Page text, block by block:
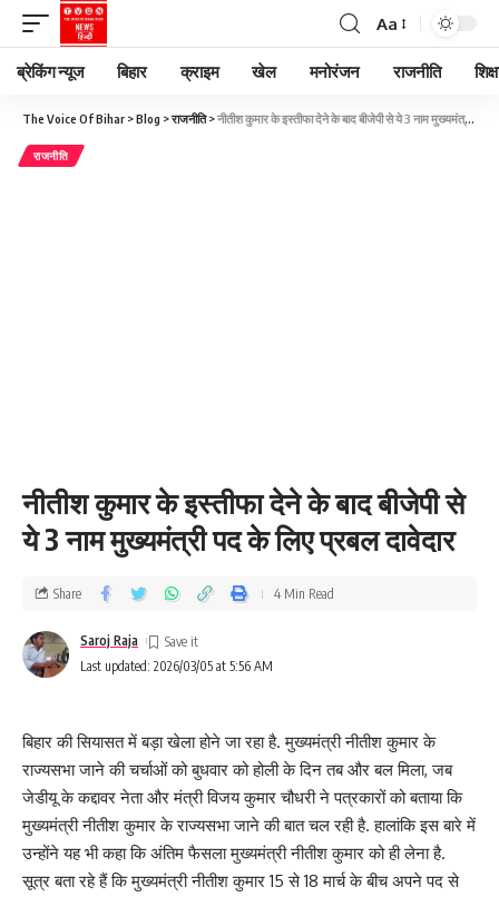
Aa
ब्रेकिंग न्यूज बिहार क्राइम खेल मनोरंजन राजनीति
The Voice Of Bihar >Blog >राजनीति>​नीतीश कुमार के इस्तीफा देने के बाद बीजेपी से ये 3 नाम मुख्यमंत्री पद के लिए प्रबल दावेदार
राजनीति
​नीतीश कुमार के इस्तीफा देने के बाद बीजेपी से
ये 3 नाम मुख्यमंत्री पद के लिए प्रबल दावेदार
Last updated: 2026/03/05 at 5:56 AM
Saroj Raja
Share 4 Min Read
बिहार की सियासत में बड़ा खेला होने जा रहा है. मुख्यमंत्री नीतीश कुमार के
राज्यसभा जाने की चर्चाओं को बुधवार को होली के दिन तब और बल मिला, जब
जेडीयू के कद्दावर नेता और मंत्री विजय कुमार चौधरी ने पत्रकारों को बताया कि
मुख्यमंत्री नीतीश कुमार के राज्यसभा जाने की बात चल रही है. हालांकि इस बारे में
उन्होंने यह भी कहा कि अंतिम फैसला मुख्यमंत्री नीतीश कुमार को ही लेना है.
सूत्र बता रहे हैं कि मुख्यमंत्री नीतीश कुमार 15 से 18 मार्च के बीच अपने पद से